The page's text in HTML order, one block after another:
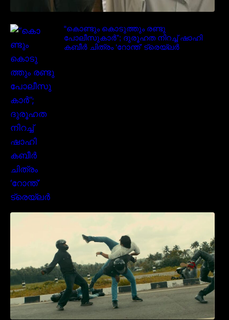
“കൊണ്ടും കൊടുത്തും രണ്ടു
പോലീസുകാർ”; ദുരൂഹത നിറച്ച് ഷാഹി
കബീർ ചിത്രം ‘റോന്ത്’ ട്രെയ്‌ലർ